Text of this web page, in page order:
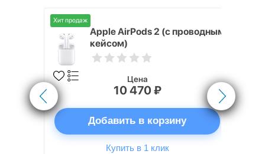
Хит продаж
Apple AirPods 2 (с проводным
кейсом)
Цена
10 470 ₽
Добавить в корзину
Купить в 1 клик